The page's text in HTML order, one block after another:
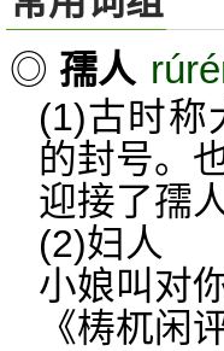
◎ 孺人
(1)古时称
的封号。
迎接了孺
(2)妇人
小娘叫对
《梼杌闲